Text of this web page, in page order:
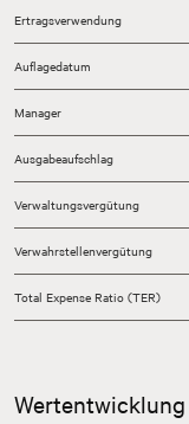
Ertragsverwendung
Auflagedatum
Manager
Ausgabeaufschlag
Verwaltungsvergütung
Verwahrstellenvergütung
Total Expense Ratio (TER)
Wertentwicklung